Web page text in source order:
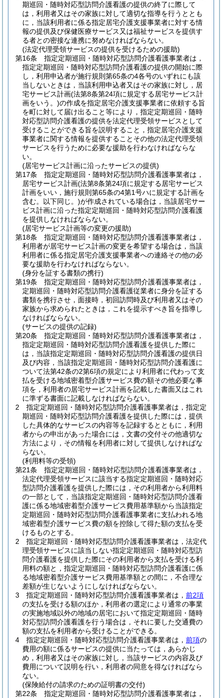
期巡回・随時対応型訪問介護看護の提供の終了に際して
は，利用者又はその家族に対して適切な指導を行うととも
に，当該利用者に係る指定居宅介護支援事業者に対する情
報の提供及び保健医療サービス又は福祉サービスを提供す
る者との密接な連携に努めなければならない。
(法定代理受領サービスの提供を受けるための援助)
第16条
指定定期巡回・随時対応型訪問介護看護事業者は，
指定定期巡回・随時対応型訪問介護看護の提供の開始に際
し，利用申込者が施行規則第65条の4各号のいずれにも該
当しないときは，当該利用申込者又はその家族に対し，居
宅サービス計画(法第8条第24項に規定する居宅サービス計
画をいう。)の作成を指定居宅介護支援事業者に依頼する旨
を町に対して届け出ること等により，指定定期巡回・随時
対応型訪問介護看護の提供を法定代理受領サービスとして
受けることができる旨を説明すること，指定居宅介護支援
事業者に関する情報を提供することその他の法定代理受領
サービスを行うために必要な援助を行わなければならな
い。
(居宅サービス計画に沿ったサービスの提供)
第17条
指定定期巡回・随時対応型訪問介護看護事業者は，
居宅サービス計画(法第8条第24項に規定する居宅サービス
計画をいい，施行規則第65条の4第1号ハに規定する計画を
含む。以下同じ。)が作成されている場合は，当該居宅サー
ビス計画に沿った指定定期巡回・随時対応型訪問介護看護
を提供しなければならない。
(居宅サービス計画等の変更の援助)
第18条
指定定期巡回・随時対応型訪問介護看護事業者は，
利用者が居宅サービス計画の変更を希望する場合は，当該
利用者に係る指定居宅介護支援事業者への連絡その他の必
要な援助を行わなければならない。
(身分を証する書類の携行)
第19条
指定定期巡回・随時対応型訪問介護看護事業者は，
定期巡回・随時対応型訪問介護看護従業者に身分を証する
書類を携行させ，面接時，初回訪問時及び利用者又はその
家族から求められたときは，これを提示すべき旨を指導し
なければならない。
(サービスの提供の記録)
第20条
指定定期巡回・随時対応型訪問介護看護事業者は，
指定定期巡回・随時対応型訪問介護看護を提供した際に
は，当該指定定期巡回・随時対応型訪問介護看護の提供日
及び内容，当該指定定期巡回・随時対応型訪問介護看護に
ついて法第42条の2第6項の規定により利用者に代わって支
払を受ける地域密着型介護サービス費の額その他必要な事
項を，利用者の居宅サービス計画を記載した書面又はこれ
に準ずる書面に記載しなければならない。
2
指定定期巡回・随時対応型訪問介護看護事業者は，指定定
期巡回・随時対応型訪問介護看護を提供した際には，提供
した具体的なサービスの内容等を記録するとともに，利用
者からの申出があった場合には，文書の交付その他適切な
方法により，その情報を利用者に対して提供しなければな
らない。
(利用料等の受領)
第21条
指定定期巡回・随時対応型訪問介護看護事業者は，
法定代理受領サービスに該当する指定定期巡回・随時対応
型訪問介護看護を提供した際には，その利用者から利用料
の一部として，当該指定定期巡回・随時対応型訪問介護看
護に係る地域密着型介護サービス費用基準額から当該指定
定期巡回・随時対応型訪問介護看護事業者に支払われる地
域密着型介護サービス費の額を控除して得た額の支払を受
けるものとする。
2
指定定期巡回・随時対応型訪問介護看護事業者は，法定代
理受領サービスに該当しない指定定期巡回・随時対応型訪
問介護看護を提供した際にその利用者から支払を受ける利
用料の額と，指定定期巡回・随時対応型訪問介護看護に係
る地域密着型介護サービス費用基準額との間に，不合理な
差額が生じないようにしなければならない。
3
指定定期巡回・随時対応型訪問介護看護事業者は， 前2項
の支払を受ける額のほか，利用者の選定により通常の事業
の実施地域以外の地域の居宅において指定定期巡回・随時
対応型訪問介護看護を行う場合は，それに要した交通費の
額の支払を利用者から受けることができる。
4
指定定期巡回・随時対応型訪問介護看護事業者は， 前項の
費用の額に係るサービスの提供に当たっては，あらかじ
め，利用者又はその家族に対し，当該サービスの内容及び
費用について説明を行い，利用者の同意を得なければなら
ない。
(保険給付の請求のための証明書の交付)
第22条
指定定期巡回・随時対応型訪問介護看護事業者は，